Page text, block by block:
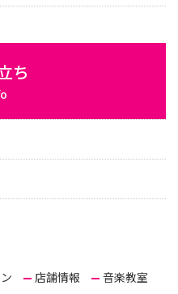
ち
店舗情報
音楽教室